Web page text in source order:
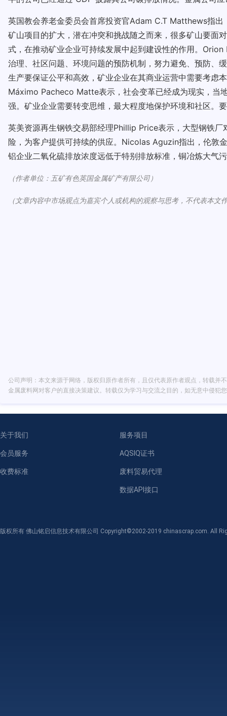
英国教会养老金委员会首席投资官Adam C.T Matthews指
矿山项目的扩大，潜在冲突和挑战随之而来，很多矿山要面
式，在推动矿业企业可持续发展中起到建设性的作用。
治理、社区问题、环境问题的预防机制，努力避免、预防、
生产要保证公平和高效，矿业企业在其商业运营中需要考虑
Máximo Pacheco Matte表示，社会变革已经成为现实，当
强。矿业企业需要转变思维，最大程度地保护环境和社区。
英美资源再生钢铁交易部经理Phillip Price表示，大型钢铁
险，为客户提供可持续的供应。Nicolas Aguzin指出，伦敦
铝企业二氧化硫排放浓度远低于特别排放标准，铜冶炼大气
（作者单位：五矿有色英国金属矿产有限公司）
（文章内容中市场观点为嘉宾个人或机构的观察与思考，不代表本文
公司声明：本文来源于网络，版权归原作者所有，且仅代表原作者观点，转载
金属废料网对客户的直接决策建议。转载仅为学习与交流之目的，如无意中侵犯
关于我们
会员服务
收费标准
服务项目
AQSIQ证书
废料贸易代理
数据API接口
版权所有 佛山铭启信息技术有限公司 Copyright©2002-2019 chinascrap.com. All